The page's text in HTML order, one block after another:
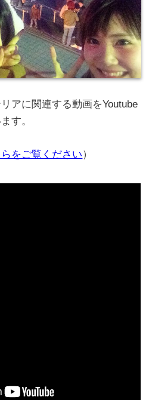
アに関連する動画をYoutube
す。
をご覧ください）